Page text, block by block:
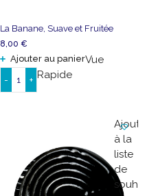
La Banane, Suave et Fruitée
8,00 €
Ajouter au panierVue
Rapide
-
quantité
Fruitée
+
à la
liste
de